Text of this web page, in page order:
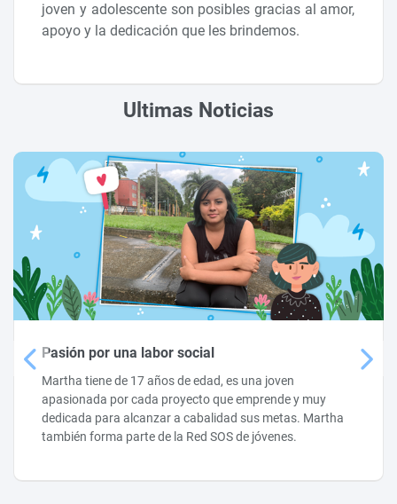
joven y adolescente son posibles gracias al amor,
apoyo y la dedicación que les brindemos.
Ultimas Noticias
Pasión por una labor social
Martha tiene de 17 años de edad, es una joven
apasionada por cada proyecto que emprende y muy
dedicada para alcanzar a cabalidad sus metas. Martha
también forma parte de la Red SOS de jóvenes.